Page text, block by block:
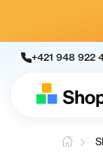
+421 948 922